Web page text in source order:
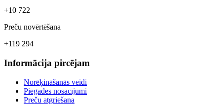
+10 722
Preču novērtēšana
+119 294
Informācija pircējam
Norēķināšanās veidi
Piegādes nosacījumi
Preču atgriešana